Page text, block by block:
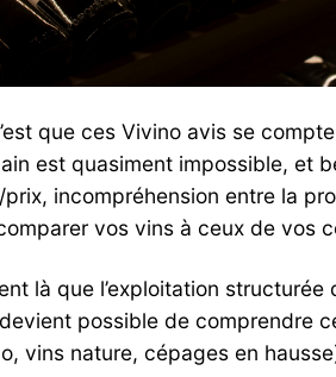
que ces Vivino avis se
est quasiment impossible, et
incompréhension entre la
vos vins à ceux de vos
là que l’exploitation
possible de comprendre
vins nature, cépages en